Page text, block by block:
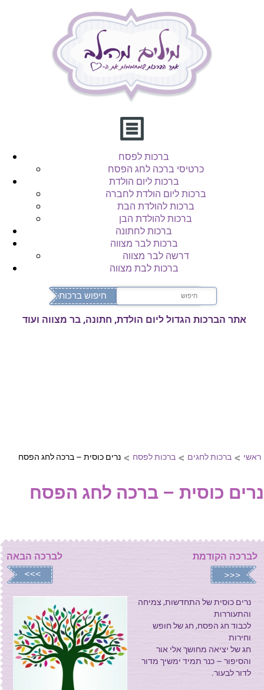
ברכות לפסח
כרטיסי ברכה לחג הפסח
ברכות ליום הולדת
ברכות ליום הולדת לחברה
ברכות להולדת הבת
ברכות להולדת הבן
ברכות לחתונה
ברכות לבר מצווה
דרשה לבר מצווה
ברכות לבת מצווה
אתר הברכות הגדול ליום הולדת, חתונה, בר מצווה ועוד
ראשי > ברכות לחגים > ברכות לפסח > נרים כוסית – ברכה לחג הפסח
נרים כוסית – ברכה לחג הפסח
לברכה הבאה לברכה הקודמת
נרים כוסית של התחדשות, צמיחה
והתעוררות
לכבוד חג הפסח, חג של חופש
וחירות
חג של יציאה מחושך אלי אור
והסיפור – כנר תמיד ימשיך מדור
לדור לבעור.